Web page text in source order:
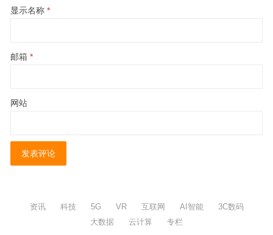
显示名称 *
邮箱 *
网站
资讯 科技 5G VR 互联网 AI智能
3C数码
大数据
云计算 专栏